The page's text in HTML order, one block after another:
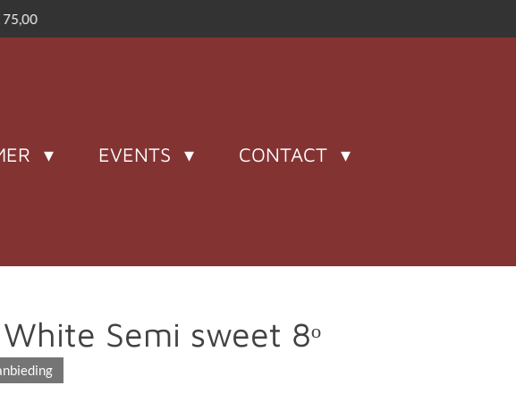
75,00
EVENTS
CONTACT
Semi sweet 8ᵒ